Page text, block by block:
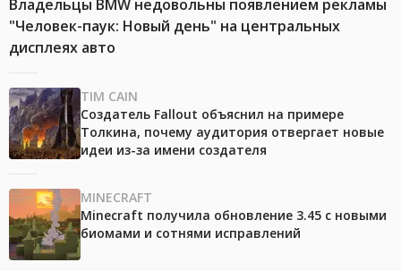
Владельцы BMW недовольны появлением рекламы
"Человек-паук: Новый день" на центральных
дисплеях авто
TIM CAIN
Создатель Fallout объяснил на примере
Толкина, почему аудитория отвергает новые
идеи из-за имени создателя
MINECRAFT
Minecraft получила обновление 3.45 с новыми
биомами и сотнями исправлений